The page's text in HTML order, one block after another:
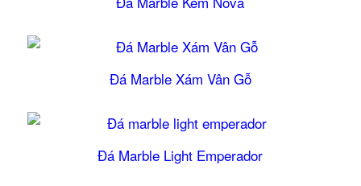
Đá Marble Xám Vân Gỗ
Đá Marble Light Emperador